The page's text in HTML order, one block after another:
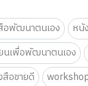
อพัฒนาตนเอง หนั
นเพื่อพัฒนาตนเอง
อขายดี